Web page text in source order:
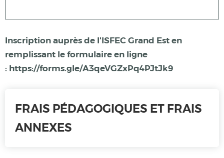
Inscription auprès de l'ISFEC Grand Est en
remplissant le formulaire en ligne
: https://forms.gle/A3qeVGZxPq4PJtJk9
FRAIS PÉDAGOGIQUES ET FRAIS
ANNEXES